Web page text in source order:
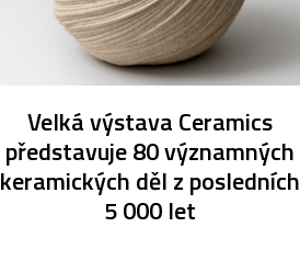
Velká výstava Ceramics
představuje 80 významných
keramických děl z posledních
5 000 let